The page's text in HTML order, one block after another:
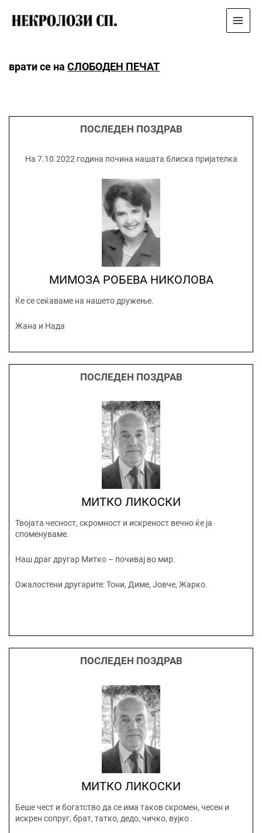
Main
врати се наСЛОБОДЕН ПЕЧАТ
ПОСЛЕДЕН ПОЗДРАВ
На 7.10.2022 година почина нашата блиска пријателка
МИМОЗА РОБЕВА НИКОЛОВА
Ќе се сеќаваме на нашето дружење.
Жана и Нада
ПОСЛЕДЕН ПОЗДРАВ
МИТКО ЛИКОСКИ
Твојата чесност, скромност и искреност вечно ќе ја
споменуваме.
Наш драг другар Митко – почивај во мир.
Ожалостени другарите: Тони, Диме, Јовче, Жарко.
ПОСЛЕДЕН ПОЗДРАВ
МИТКО ЛИКОСКИ
Беше чест и богатство да се има таков скромен, чесен и
искрен сопруг, брат, татко, дедо, чичко, вујко .